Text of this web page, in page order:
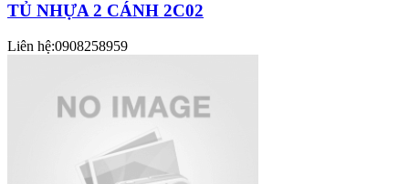
TỦ NHỰA 2 CÁNH 2C02
Liên hệ:0908258959